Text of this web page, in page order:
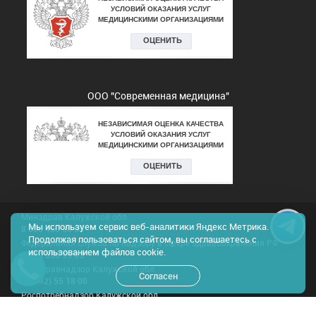
ООО "Современная медицина"
Минздрав Калужской обл.
8 800 450 30 03
Федеральная служба по надзору в сфере здравоохранения РФ
8 800 550 99 03
Росздравнадзор Калужской обл.
Роспотребнадзор Калужской обл.
Мы используем сервис веб-аналитики Яндекс Метрика.
Продолжая пользоваться сайтом, вы соглашаетесь с
использованием файлов cookie.
Согласен